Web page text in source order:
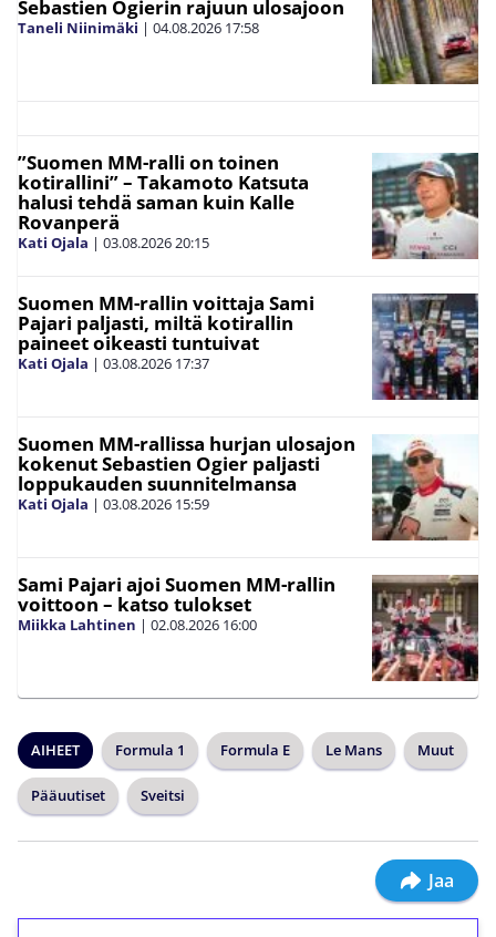
Sebastien Ogierin rajuun ulosajoon
Taneli Niinimäki | 04.08.2026 17:58
”Suomen MM-ralli on toinen
kotirallini” – Takamoto Katsuta
halusi tehdä saman kuin Kalle
Rovanperä
Kati Ojala | 03.08.202620:15
Suomen MM-rallin voittaja Sami
Pajari paljasti, miltä kotirallin
paineet oikeasti tuntuivat
Kati Ojala | 03.08.2026 17:37
Suomen MM-rallissa hurjan ulosajon
kokenut Sebastien Ogier paljasti
loppukauden suunnitelmansa
Kati Ojala | 03.08.2026 15:59
Sami Pajari ajoi Suomen MM-rallin
voittoon – katso tulokset
Miikka Lahtinen | 02.08.2026 16:00
AIHEET Formula 1 Formula E Le Mans Muut
Pääuutiset Sveitsi
Jaa